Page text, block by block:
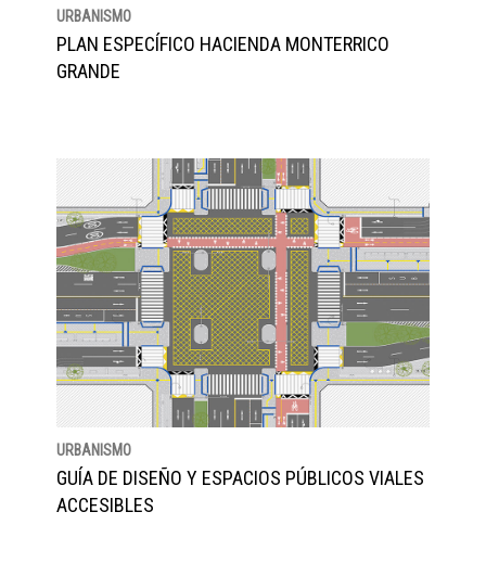
URBANISMO
PLAN ESPECÍFICO HACIENDA MONTERRICO
GRANDE
URBANISMO
GUÍA DE DISEÑO Y ESPACIOS PÚBLICOS VIALES
ACCESIBLES